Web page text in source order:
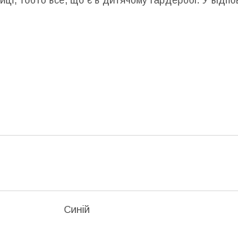
Синій